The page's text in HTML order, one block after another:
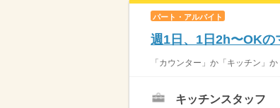
パート・アルバイト
週1日、1日2h〜OKの
「カウンター」か「キッチン」
キッチンスタッフ